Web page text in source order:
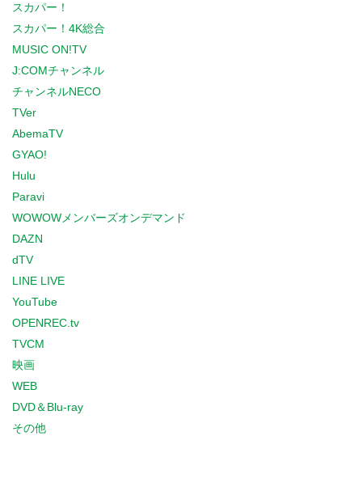
スカパー！
スカパー！4K総合
MUSIC ON!TV
J:COMチャンネル
チャンネルNECO
TVer
AbemaTV
GYAO!
Hulu
Paravi
WOWOWメンバーズオンデマンド
DAZN
dTV
LINE LIVE
YouTube
OPENREC.tv
TVCM
映画
WEB
DVD＆Blu-ray
その他